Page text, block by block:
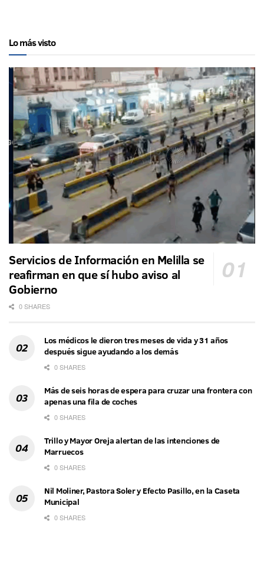
Lo más visto
Servicios de Información en Melilla se
reafirman en que sí hubo aviso al
Gobierno
0 SHARES
Los médicos le dieron tres meses de vida y 31 años
después sigue ayudando a los demás
0 SHARES
Más de seis horas de espera para cruzar una frontera con
apenas una fila de coches
0 SHARES
Trillo y Mayor Oreja alertan de las intenciones de
Marruecos
0 SHARES
Nil Moliner, Pastora Soler y Efecto Pasillo, en la Caseta
Municipal
0 SHARES